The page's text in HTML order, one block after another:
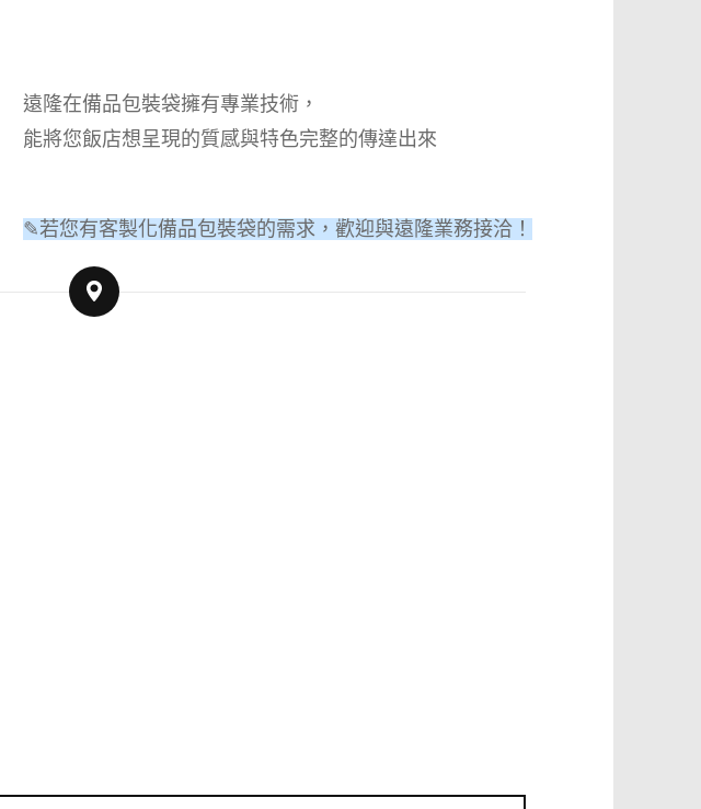
遠隆在備品包裝袋擁有專業技術，
能將您飯店想呈現的質感與特色完整的傳達出來
✎若您有客製化備品包裝袋的需求，歡迎與遠隆業務接洽！